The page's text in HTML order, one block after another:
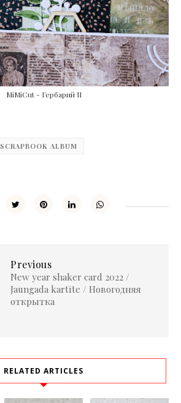
MiMiCut - Гербарий II
SCRAPBOOK ALBUM
Previous
New year shaker card 2022 /
Jaungada kartīte / Новогодняя
открытка
RELATED ARTICLES